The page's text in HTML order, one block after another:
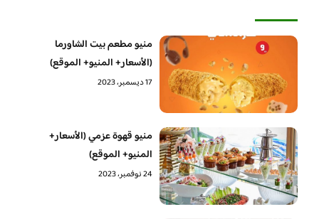
منيو مطعم بيت الشاورما
(الأسعار+ المنيو+ الموقع)
17 ديسمبر، 2023
منيو قهوة عزمي (الأسعار+
المنيو+ الموقع)
24 نوفمبر، 2023